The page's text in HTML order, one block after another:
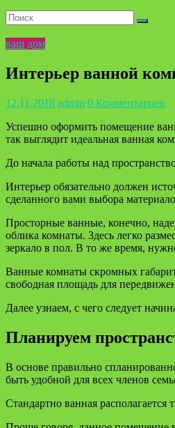
ваш дом
Интерьер ванной
12.11.2018 admin 0 Комментариев
Успешно оформить помещение
так выглядит идеальная ванная
До начала работы над
Интерьер обязательно должен
сделанного вами выбора
Просторные ванные, конечно,
облика комнаты. Здесь легко
зеркало в пол. В то же время,
Ванные комнаты скромных
свободная площадь для
Далее узнаем, с чего следует
Планируем
В основе правильно
быть удобной для всех членов
Стандартно ванная